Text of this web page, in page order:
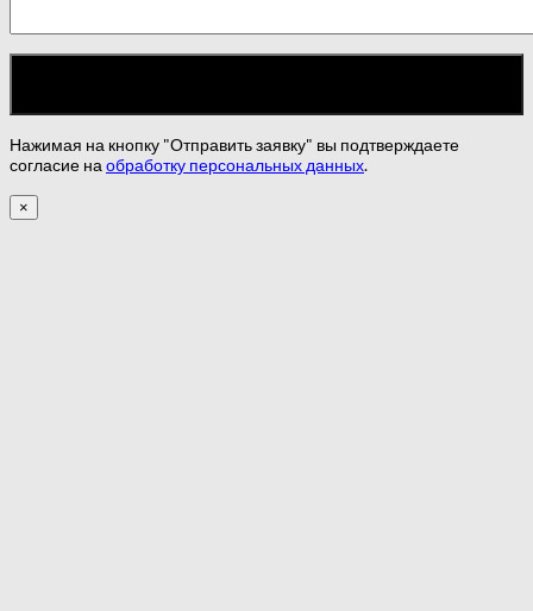
Нажимая на кнопку "Отправить заявку" вы подтверждаете
согласие на обработку персональных данных.
×